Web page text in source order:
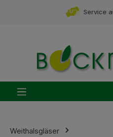
Zum Hauptinhalt springen
Service
Weithalsgläser